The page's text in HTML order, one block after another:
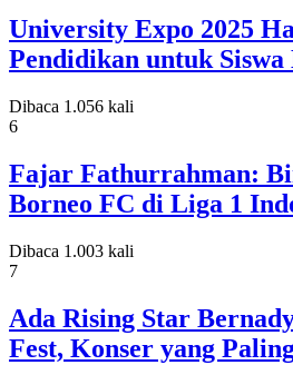
University Expo 2025
Pendidikan untuk
Dibaca 1.056 kali
6
Fajar Fathurrahman:
Borneo FC di Liga 1
Dibaca 1.003 kali
7
Ada Rising Star
Fest, Konser yang